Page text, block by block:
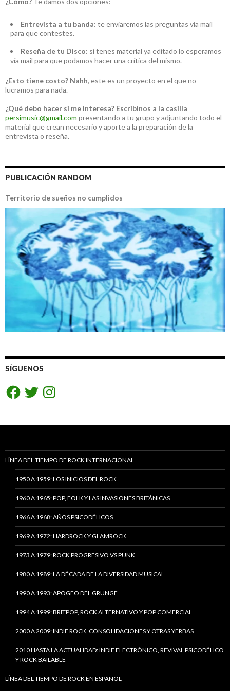
Entrevista a tu banda: te enviaremos las preguntas vía mail
para que contestes.
Reseña de tu Disco: si tenes material ya editado lo esperamos
vía mail para que podamos hacer una crítica del mismo.
¿Esto tiene costo? Nahh, este es un proyecto en el que no
lucramos para nada.
¿Qué debo hacer si me interesa? Escribinos a la casilla
persimusic@gmail.com presentando a tu grupo y adjuntando todo el
material que crean necesario y aporte a la preparación de la
entrevista o reseña.
PUBLICACIÓN RANDOM
Territorio de sueños no cumplidos
SÍGUENOS
FacebookTwitterInstagram
LÍNEA DEL TIEMPO DE ROCK INTERNACIONAL
1950 A 1959: LOS INICIOS DEL ROCK
1960 A 1965: POP, FOLK Y LAS INVASIONES BRITÁNICAS
1966 A 1968: AÑOS PSICODÉLICOS
1969 A 1972: HARDROCK Y GLAMROCK
1973 A 1979: ROCK PROGRESIVO VS PUNK
1980 A 1989: LA DÉCADA DE LA DIVERSIDAD MUSICAL
1990 A 1993: APOGEO DEL GRUNGE
1994 A 1999: BRITPOP, ROCK ALTERNATIVO Y POP COMERCIAL
2000 A 2009: INDIE ROCK, CONSOLIDACIONES Y OTRAS YERBAS
2010 HASTA LA ACTUALIDAD: INDIE ELECTRÓNICO, REVIVAL PSICODÉLICO
Y ROCK BAILABLE
LÍNEA DEL TIEMPO DE ROCK EN ESPAÑOL